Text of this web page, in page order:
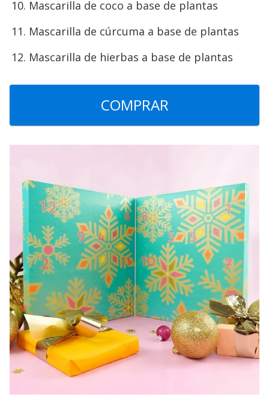
Mascarilla de coco a base de plantas
Mascarilla de cúrcuma a base de plantas
Mascarilla de hierbas a base de plantas
COMPRAR